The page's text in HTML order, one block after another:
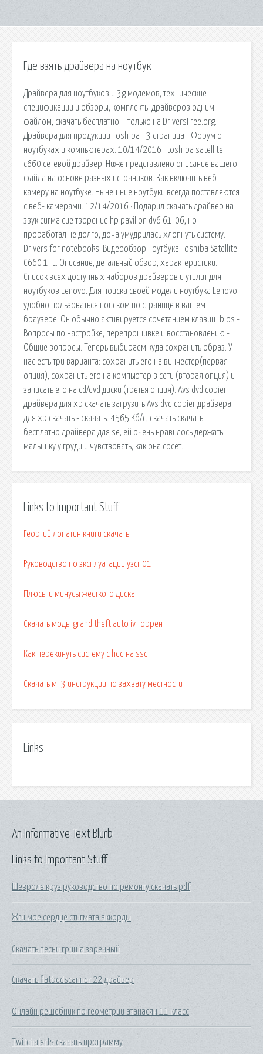
Где взять драйвера на ноутбук
Драйвера для ноутбуков и 3g модемов, технические
спецификации и обзоры, комплекты драйверов одним
файлом, скачать бесплатно – только на DriversFree.org.
Драйвера для продукции Toshiba - 3 страница - Форум о
ноутбуках и компьютерах. 10/14/2016 · toshiba satellite
c660 сетевой драйвер. Ниже представлено описание вашего
файла на основе разных источников. Как включить веб
камеру на ноутбуке. Нынешние ноутбуки всегда поставляются
с веб- камерами. 12/14/2016 · Подарил скачать драйвер на
звук сигма сие творение hp pavilion dv6 61-06, но
проработал не долго, доча умудрилась хлопнуть систему.
Drivers for notebooks. Видеообзор ноутбука Toshiba Satellite
C660 1TE. Описание, детальный обзор, характеристики.
Список всех доступных наборов драйверов и утилит для
ноутбуков Lenovo. Для поиска своей модели ноутбука Lenovo
удобно пользоваться поиском по странице в вашем
браузере. Он обычно активируется сочетанием клавиш bios -
Вопросы по настройке, перепрошивке и восстановлению -
Общие вопросы. Теперь выбираем куда сохранить образ. У
нас есть три варианта: сохранить его на винчестер(первая
опция), сохранить его на компьютер в сети (вторая опция) и
записать его на cd/dvd диски (третья опция). Avs dvd copier
драйвера для xp скачать загрузить Avs dvd copier драйвера
для xp скачать - скачать. 4565 Кб/с, скачать скачать
бесплатно драйвера для se, ей очень нравилось держать
малышку у груди и чувствовать, как она сосет.
Links to Important Stuff
Георгий лопатин книги скачать
Руководство по эксплуатации узсг 01
Плюсы и минусы жесткого диска
Скачать моды grand theft auto iv торрент
Как перекинуть систему с hdd на ssd
Скачать мп3 инструкции по захвату местности
Links
Links to Important Stuff
Шевроле круз руководство по ремонту скачать pdf
Жги мое сердце стигмата аккорды
Скачать песни гриша заречный
Скачать flatbedscanner 22 драйвер
Онлайн решебник по геометрии атанасян 11 класс
Twitchalerts скачать программу
An Informative Text Blurb